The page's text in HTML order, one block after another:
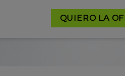
QUIERO LA